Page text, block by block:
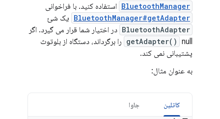
BluetoothManager استفاده کنید. با فراخوانی
BluetoothManager#getAdapter یک شئ
BluetoothAdapter در اختیار شما قرار می گیرد. اگر
getAdapter() null را برگرداند، دستگاه از بلوتوث
پشتیبانی نمی کند.
به عنوان مثال:
کاتلین جاوا